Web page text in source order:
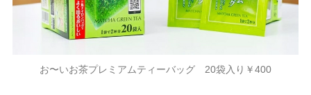
お〜いお茶プレミアムティーバッグ 20袋入り￥400